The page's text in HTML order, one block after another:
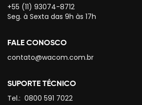
+55 (11) 93074-8712
Seg. à Sexta das 9h às 17h
FALE CONOSCO
contato@wacom.com.br
SUPORTE TÉCNICO
Tel.: 0800 591 7022